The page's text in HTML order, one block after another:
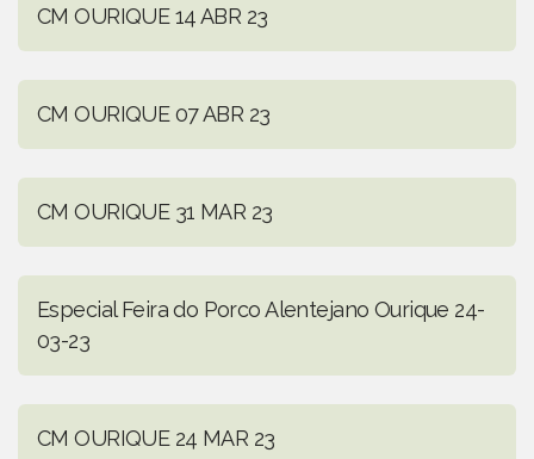
CM OURIQUE 14 ABR 23
CM OURIQUE 07 ABR 23
CM OURIQUE 31 MAR 23
Especial Feira do Porco Alentejano Ourique 24-
03-23
CM OURIQUE 24 MAR 23